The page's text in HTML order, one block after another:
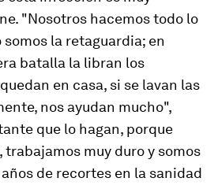
"Nosotros hacemos todo lo
la retaguardia; en
batalla la libran los
en casa, si se lavan las
nos ayudan mucho",
que lo hagan, porque
trabajamos muy duro y somos
de recortes en la sanidad